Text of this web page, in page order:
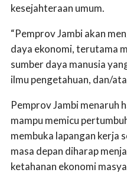
kesejahteraan umum.
“Pemprov Jambi akan
daya ekonomi, terutama
sumber daya manusia
ilmu pengetahuan, dan/
Pemprov Jambi menaruh
mampu memicu
membuka lapangan kerja
masa depan diharap
ketahanan ekonomi